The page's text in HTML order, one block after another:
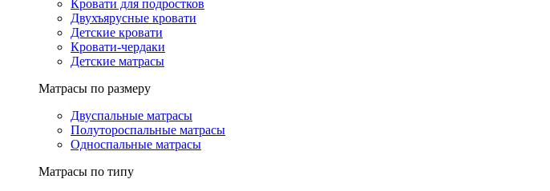
Кровати для подростков
Двухъярусные кровати
Детские кровати
Кровати-чердаки
Детские матрасы
Матрасы по размеру
Двуспальные матрасы
Полутороспальные матрасы
Односпальные матрасы
Матрасы по типу